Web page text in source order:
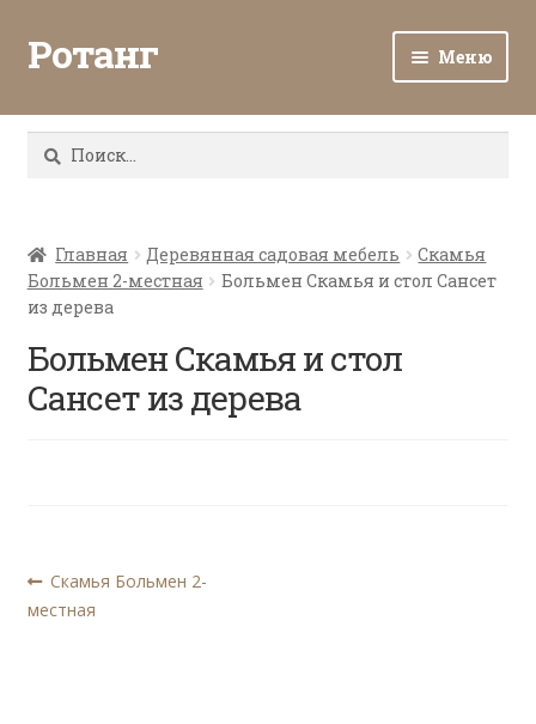
Ротанг Меню
Каталог
Все о ротанге
Ротанг оптом
Найти:
Главная Деревянная садовая мебель
Скамья
Больмен 2-местная
Больмен Скамья и стол Сансет
из дерева
Больмен Скамья и стол
Сансет из дерева
Навигация
по
Предыдущая
запись:
Скамья Больмен 2-
местная